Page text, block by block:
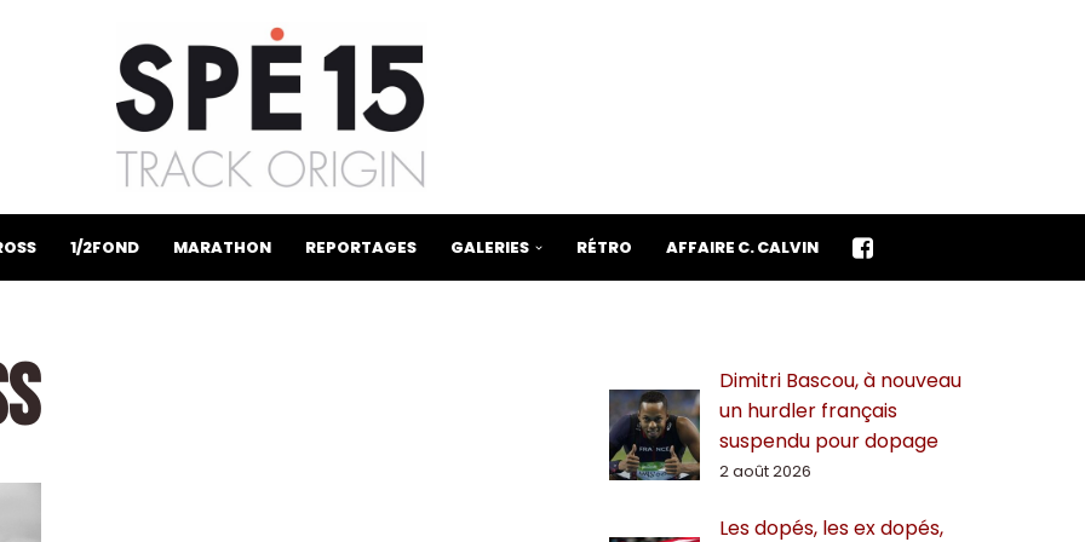
1/2FOND MARATHON REPORTAGES GALERIES RÉTRO AFFAIRE C. CALVIN
Dimitri Bascou, à nouveau
un hurdler français
suspendu pour dopage
2 août 2026
Les dopés, les ex dopés,